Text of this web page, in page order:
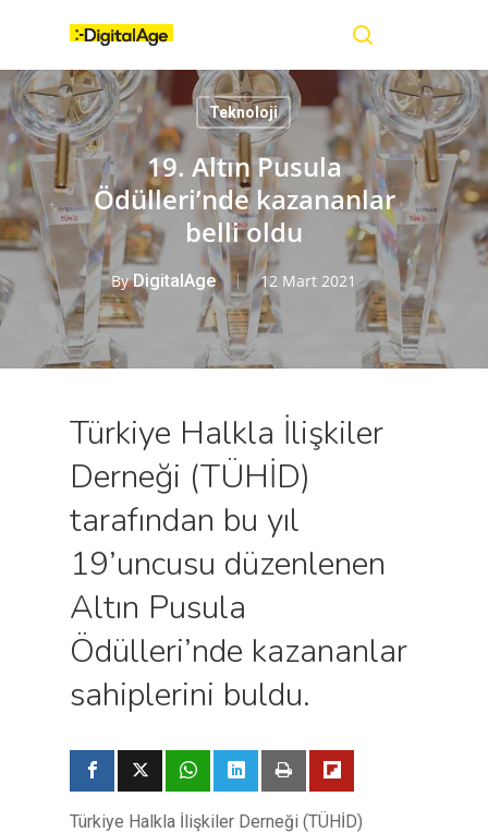
content
Teknoloji
19. Altın Pusula
Ödülleri’nde kazananlar
belli oldu
By DigitalAge 12 Mart 2021
Türkiye Halkla İlişkiler
Derneği (TÜHİD)
tarafından bu yıl
19’uncusu düzenlenen
Altın Pusula
Ödülleri’nde kazananlar
sahiplerini buldu.
Türkiye Halkla İlişkiler Derneği (TÜHİD)